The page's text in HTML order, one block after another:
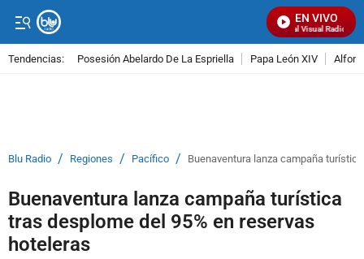
EN VIVO
Señal Visual Radio
Tendencias: Posesión Abelardo De La Espriella Papa León XIV
Blu Radio / Regiones / Pacífico / Buenaventura lanza campaña
Buenaventura lanza campaña turística
tras desplome del 95% en reservas
hoteleras